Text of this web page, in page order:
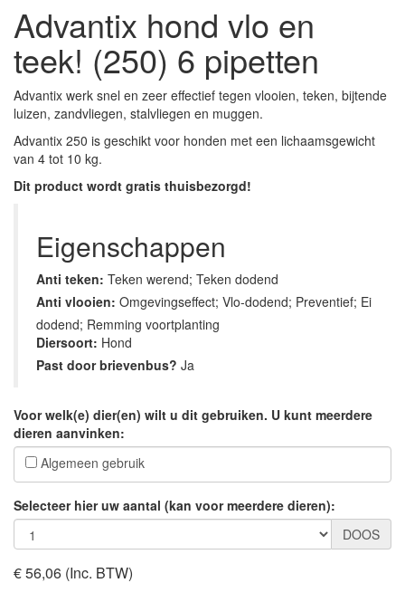
Advantix hond vlo en
teek! (250) 6 pipetten
Advantix werk snel en zeer effectief tegen vlooien, teken, bijtende
luizen, zandvliegen, stalvliegen en muggen.
Advantix 250 is geschikt voor honden met een lichaamsgewicht
van 4 tot 10 kg.
Dit product wordt gratis thuisbezorgd!
Eigenschappen
Anti teken: Teken werend; Teken dodend
Anti vlooien: Omgevingseffect; Vlo-dodend; Preventief; Ei
dodend; Remming voortplanting
Diersoort: Hond
Past door brievenbus? Ja
Voor welk(e) dier(en) wilt u dit gebruiken. U kunt meerdere
dieren aanvinken:
Algemeen gebruik
Selecteer hier uw aantal (kan voor meerdere dieren):
DOOS
€ 56,06 (Inc. BTW)